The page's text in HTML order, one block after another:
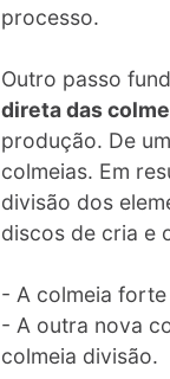
processo.
Outro passo
direta das
produção. De
colmeias. Em
divisão dos
discos de cria e
- A colmeia
- A outra nova
colmeia divisão.